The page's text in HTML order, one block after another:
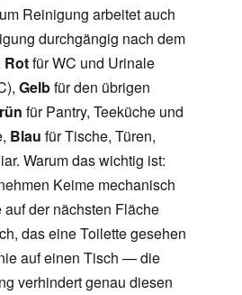
Reinigung arbeitet auch
durchgängig nach dem
Rotfür WC und Urinale
Gelbfür den übrigen
für Pantry, Teeküche und
Blau für Tische, Türen,
Warum das wichtig ist:
Keime mechanisch
der nächsten Fläche
das eine Toilette gesehen
auf einen Tisch — die
verhindert genau diesen